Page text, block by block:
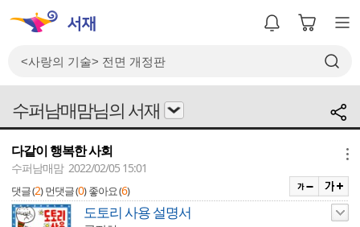
수퍼남매맘님의 서재
다같이 행복한 사회
수퍼남매맘 2022/02/05 15:01
댓글 (2) 먼댓글 (0) 좋아요 (6)
도토리 사용 설명서